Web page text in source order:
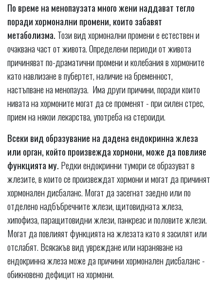
По време на менопаузата много жени наддават тегло
поради хормонални промени, които забавят
метаболизма. Този вид хормонални промени е естествен и
очаквана част от живота. Определени периоди от живота
причиняват по-драматични промени и колебания в хормоните
като навлизане в пубертет, наличие на бременност,
настъпване на менопауза. Има други причини, поради които
нивата на хормоните могат да се променят - при силен стрес,
прием на някои лекарства, употреба на стероиди.
Всеки вид образувание на дадена ендокринна жлеза
или орган, който произвежда хормони, може да повлияе
функцията му. Редки ендокринни тумори се образуват в
жлезите, в които се произвеждат хормони и могат да причинят
хормонален дисбаланс. Могат да засегнат заедно или по
отделено надбъбречните жлези, щитовидната жлеза,
хипофиза, паращитовидни жлези, панкреас и половите жлези.
Могат да повлияят функцията на жлезата като я засилят или
отслабят. Всякакъв вид увреждане или нараняване на
ендокринна жлеза може да причини хормонален дисбаланс -
обикновено дефицит на хормони.